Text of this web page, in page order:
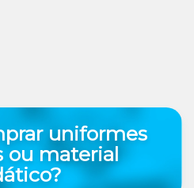
uniformes
ou material